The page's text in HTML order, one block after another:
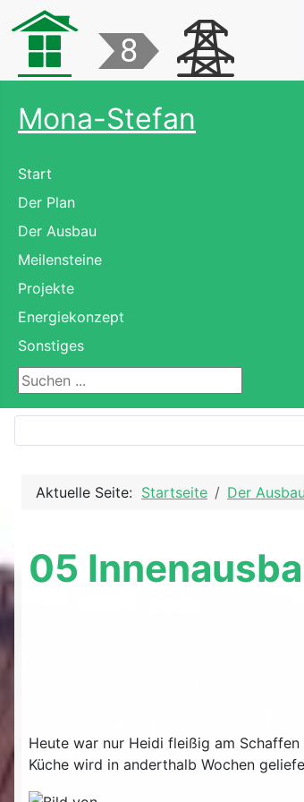
Mona-Stefan
Start
Der Plan
Der Ausbau
Meilensteine
Projekte
Energiekonzept
Sonstiges
Suchen ...
Aktuelle Seite: Startseite Der Ausbau
05
Heute war nur Heidi fleißig am
Küche wird in anderthalb Wochen